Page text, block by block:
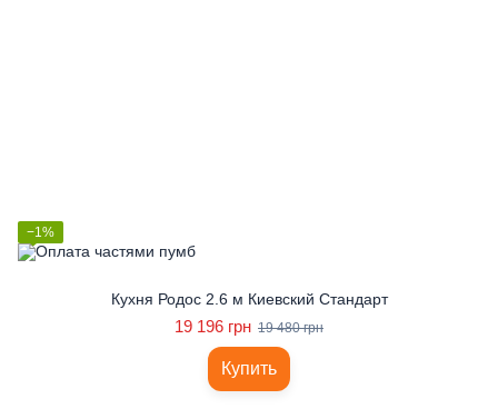
−1%
Кухня Родос 2.6 м Киевский Стандарт
19 196 грн 19 480 грн
Купить